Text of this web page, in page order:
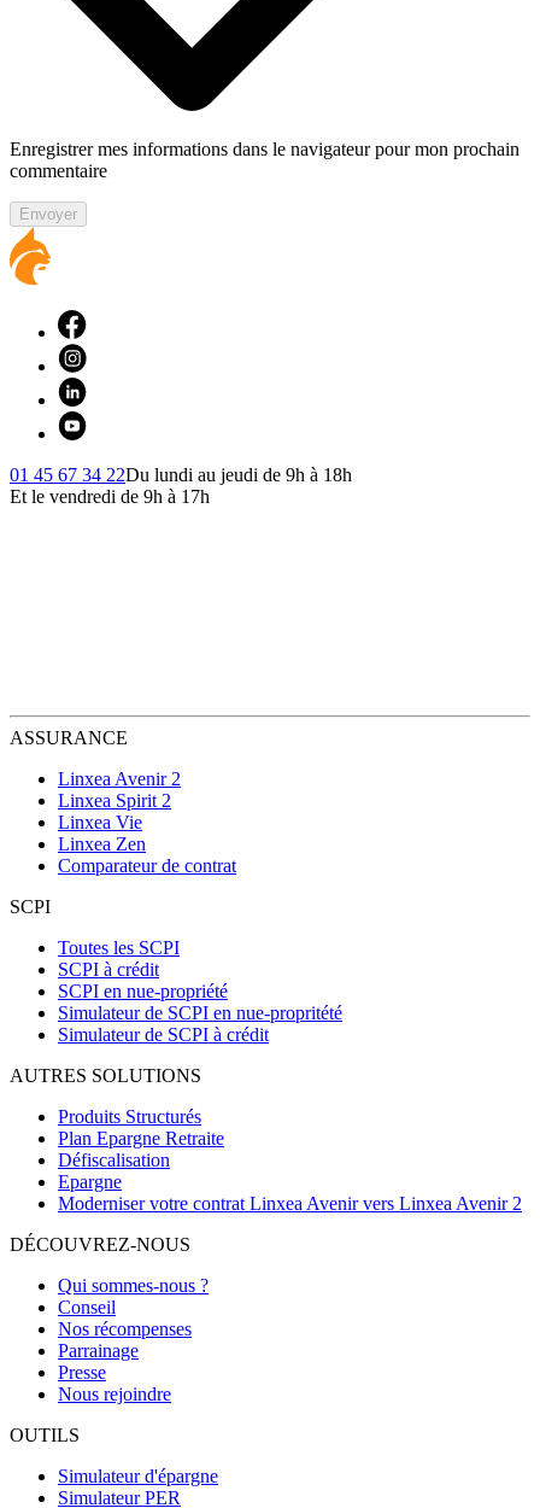
Enregistrer mes informations dans le navigateur pour mon prochain
commentaire
Envoyer
01 45 67 34 22Du lundi au jeudi de 9h à 18h
Et le vendredi de 9h à 17h
ASSURANCE
Linxea Avenir 2
Linxea Spirit 2
Linxea Vie
Linxea Zen
Comparateur de contrat
SCPI
Toutes les SCPI
SCPI à crédit
SCPI en nue-propriété
Simulateur de SCPI en nue-propritété
Simulateur de SCPI à crédit
AUTRES SOLUTIONS
Produits Structurés
Plan Epargne Retraite
Défiscalisation
Epargne
Moderniser votre contrat Linxea Avenir vers Linxea Avenir 2
DÉCOUVREZ-NOUS
Qui sommes-nous ?
Conseil
Nos récompenses
Parrainage
Presse
Nous rejoindre
OUTILS
Simulateur d'épargne
Simulateur PER